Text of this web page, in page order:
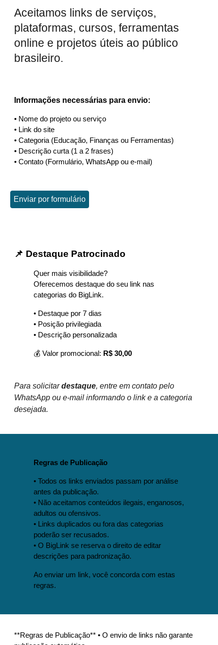
Aceitamos links de serviços,
plataformas, cursos, ferramentas
online e projetos úteis ao público
brasileiro.
Informações necessárias para envio:
• Nome do projeto ou serviço
• Link do site
• Categoria (Educação, Finanças ou Ferramentas)
• Descrição curta (1 a 2 frases)
• Contato (Formulário, WhatsApp ou e-mail)
Enviar por formulário
📌 Destaque Patrocinado
Quer mais visibilidade?
Oferecemos destaque do seu link nas
categorias do BigLink.
• Destaque por 7 dias
• Posição privilegiada
• Descrição personalizada
💰 Valor promocional: R$ 30,00
Para solicitardestaque, entre em contato pelo
WhatsApp ou e-mail informando o link e a categoria
desejada.
Regras de Publicação
• Todos os links enviados passam por análise
antes da publicação.
• Não aceitamos conteúdos ilegais, enganosos,
adultos ou ofensivos.
• Links duplicados ou fora das categorias
poderão ser recusados.
• O BigLink se reserva o direito de editar
descrições para padronização.
Ao enviar um link, você concorda com estas
regras.
**Regras de Publicação** • O envio de links não garante